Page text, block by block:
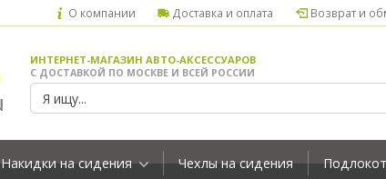
О компании Доставка и оплата Возврат и
ИНТЕРНЕТ-МАГАЗИН АВТО-АКСЕССУАРОВ
С ДОСТАВКОЙ ПО МОСКВЕ И ВСЕЙ РОССИИ
Накидки на сидения Чехлы на сидения